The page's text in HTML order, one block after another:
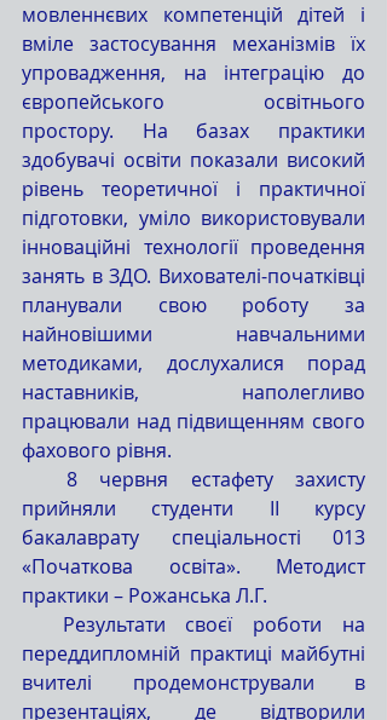
мовленнєвих компетенцій дітей і
вміле застосування механізмів їх
упровадження, на інтеграцію до
європейського освітнього
простору. На базах практики
здобувачі освіти показали високий
рівень теоретичної і практичної
підготовки, уміло використовували
інноваційні технології проведення
занять в ЗДО. Вихователі-початківці
планували свою роботу за
найновішими навчальними
методиками, дослухалися порад
наставників, наполегливо
працювали над підвищенням свого
фахового рівня.
прийняли студенти ІІ курсу
бакалаврату спеціальності 013
«Початкова освіта». Методист
практики – Рожанська Л.Г.
переддипломній практиці майбутні
вчителі продемонстрували в
презентаціях, де відтворили